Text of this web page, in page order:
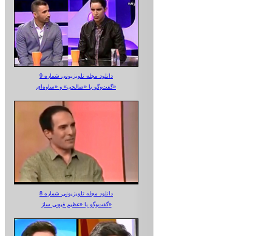
دانلود مجله تلویزیونی شماره 9
گفت‌وگو با «صالحی» و «ساوه‌ای»
دانلود مجله تلویزیونی شماره 8
گفت‌وگو با «عظیم قیچی ساز»